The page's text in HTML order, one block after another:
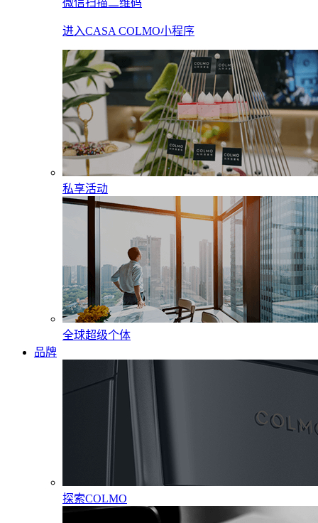
微信扫描二维码
进入CASA COLMO小程序
私享活动
全球超级个体
品牌
探索COLMO